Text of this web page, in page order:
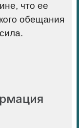
что ее
обещания